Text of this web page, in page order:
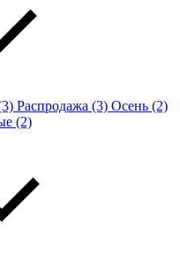
Распродажа (3) Осень (2)
(2)